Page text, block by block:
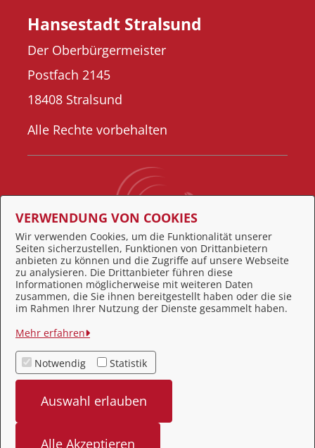
Behördennummer 115
Hansestadt Stralsund
Der Oberbürgermeister
Postfach 2145
18408 Stralsund
Alle Rechte vorbehalten
Feedback
Impressum
Datenschutz
Kontakt
Barrierefreiheit
VERWENDUNG VON COOKIES
Wir verwenden Cookies, um die Funktionalität unserer
Seiten sicherzustellen, Funktionen von Drittanbietern
anbieten zu können und die Zugriffe auf unsere Webseite
zu analysieren. Die Drittanbieter führen diese
Informationen möglicherweise mit weiteren Daten
zusammen, die Sie ihnen bereitgestellt haben oder die sie
im Rahmen Ihrer Nutzung der Dienste gesammelt haben.
Mehr erfahren
Notwendig Statistik
Auswahl erlauben
Alle Akzeptieren